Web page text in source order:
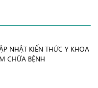
NHẬT KIẾN THỨC Y KHOA
CHỮA BỆNH